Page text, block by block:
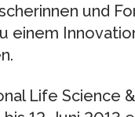
und
einem
Life Science